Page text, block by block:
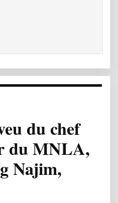
du chef
du MNLA,
Najim,